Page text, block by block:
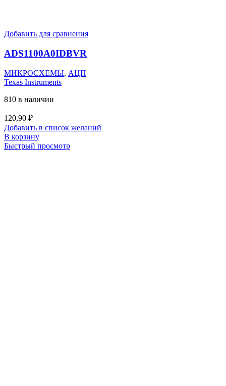
Добавить для сравнения
ADS1100A0IDBVR
МИКРОСХЕМЫ, АЦП
Texas Instruments
810 в наличии
120,90 ₽
Добавить в список желаний
В корзину
Быстрый просмотр